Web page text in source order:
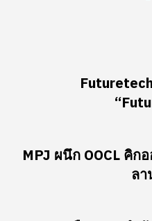
MPJ ผนึก OOCL คิก
ล